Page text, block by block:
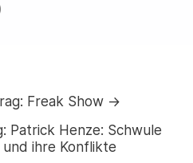
Freak Show →
Patrick Henze: Schwule
und ihre Konflikte